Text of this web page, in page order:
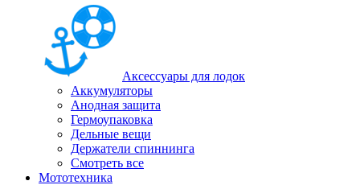
Аксессуары для лодок
Аккумуляторы
Анодная защита
Гермоупаковка
Дельные вещи
Держатели спиннинга
Смотреть все
Мототехника